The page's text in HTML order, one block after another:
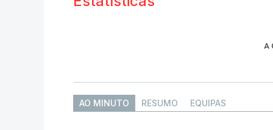
A
AO MINUTO RESUMO EQUIPAS